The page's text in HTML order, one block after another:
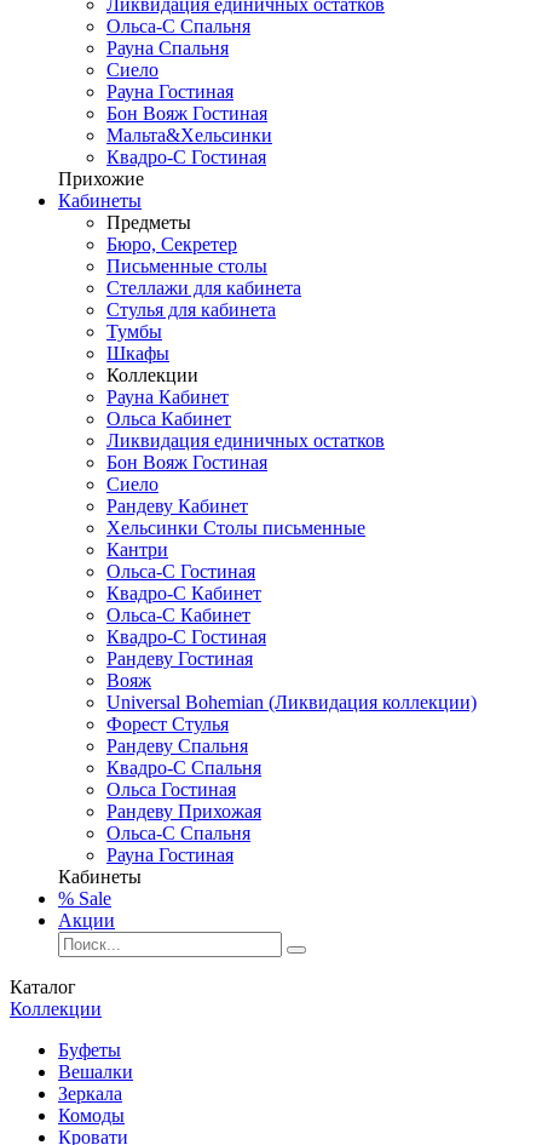
Ликвидация единичных остатков
Ольса-С Спальня
Рауна Спальня
Сиело
Рауна Гостиная
Бон Вояж Гостиная
Мальта&Хельсинки
Квадро-С Гостиная
Прихожие
Кабинеты
Предметы
Бюро, Секретер
Письменные столы
Стеллажи для кабинета
Стулья для кабинета
Тумбы
Шкафы
Коллекции
Рауна Кабинет
Ольса Кабинет
Ликвидация единичных остатков
Бон Вояж Гостиная
Сиело
Рандеву Кабинет
Хельсинки Столы письменные
Кантри
Ольса-С Гостиная
Квадро-С Кабинет
Ольса-С Кабинет
Квадро-С Гостиная
Рандеву Гостиная
Вояж
Universal Bohemian (Ликвидация коллекции)
Форест Стулья
Рандеву Спальня
Квадро-С Спальня
Ольса Гостиная
Рандеву Прихожая
Ольса-С Спальня
Рауна Гостиная
Кабинеты
% Sale
Акции
Каталог
Коллекции
Буфеты
Вешалки
Зеркала
Комоды
Кровати